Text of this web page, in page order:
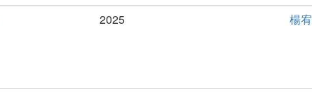
2025 楊